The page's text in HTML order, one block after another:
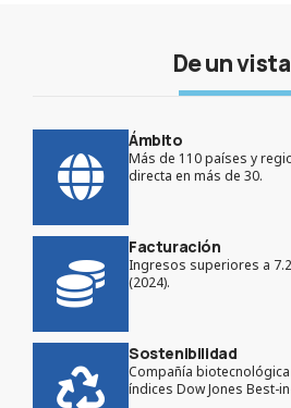
De un
Ámbito
Más de 110 países y
directa en más de 30.
Facturación
Ingresos superiores a
(2024).
Sostenibilidad
Compañía
índices Dow Jones Best-